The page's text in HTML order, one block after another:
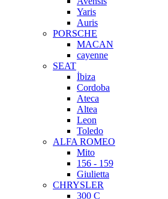
Yaris
Auris
PORSCHE
MACAN
cayenne
SEAT
İbiza
Cordoba
Ateca
Altea
Leon
Toledo
ALFA ROMEO
Mito
156 - 159
Giulietta
CHRYSLER
300 C